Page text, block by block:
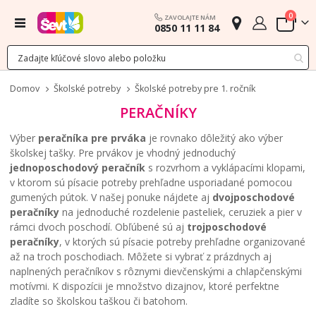
Menu ZAVOLAJTE NÁM
0850 11 11 84 Cart
0
Domov Školské potreby Školské potreby pre 1. ročník
PERAČNÍKY
Výber peračníka pre prváka je rovnako dôležitý ako výber
školskej tašky. Pre prvákov je vhodný jednoduchý
jednoposchodový peračník s rozvrhom a vyklápacími klopami,
v ktorom sú písacie potreby prehľadne usporiadané pomocou
gumených pútok. V našej ponuke nájdete aj dvojposchodové
peračníky na jednoduché rozdelenie pasteliek, ceruziek a pier v
rámci dvoch poschodí. Obľúbené sú aj trojposchodové
peračníky, v ktorých sú písacie potreby prehľadne organizované
až na troch poschodiach. Môžete si vybrať z prázdnych aj
naplnených peračníkov s rôznymi dievčenskými a chlapčenskými
motívmi. K dispozícii je množstvo dizajnov, ktoré perfektne
zladíte so školskou taškou či batohom.